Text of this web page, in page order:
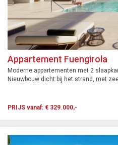
Appartement Fuengirola
Moderne appartementen met 2
Nieuwbouw dicht bij het strand, met
PRIJS vanaf: € 329.000,-